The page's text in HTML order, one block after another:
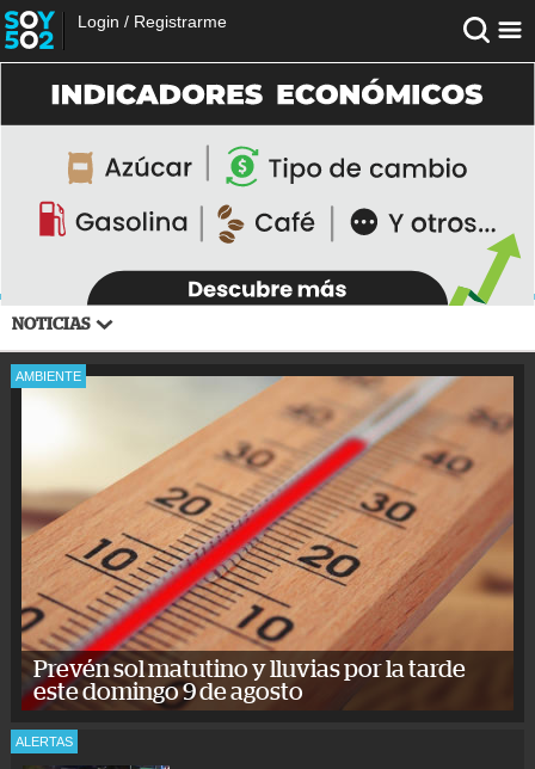
Login / Registrarme
NOTICIAS
AMBIENTE
Prevén sol matutino y lluvias por la tarde
este domingo 9 de agosto
ALERTAS